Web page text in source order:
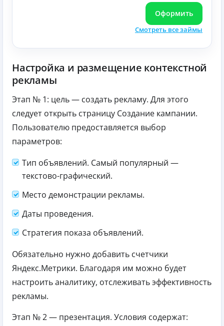
Оформить
Смотреть все займы
Настройка и размещение контекстной
рекламы
Этап № 1: цель — создать рекламу. Для этого
следует открыть страницу Создание кампании.
Пользователю предоставляется выбор
параметров:
Тип объявлений. Самый популярный —
текстово-графический.
Место демонстрации рекламы.
Даты проведения.
Стратегия показа объявлений.
Обязательно нужно добавить счетчики
Яндекс.Метрики. Благодаря им можно будет
настроить аналитику, отслеживать эффективность
рекламы.
Этап № 2 — презентация. Условия содержат: